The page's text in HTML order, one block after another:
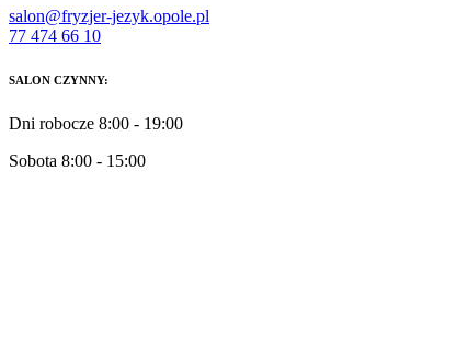
salon@fryzjer-jezyk.opole.pl
77 474 66 10
SALON CZYNNY:
Dni robocze 8:00 - 19:00
Sobota 8:00 - 15:00